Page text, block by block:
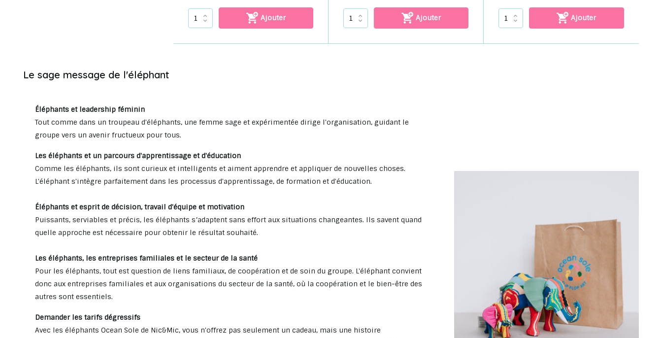
Ajouter Ajouter Ajouter
Le sage message de l'éléphant
Éléphants et leadership féminin
Tout comme dans un troupeau d'éléphants, une femme sage et expérimentée dirige l'organisation, guidant le
groupe vers un avenir fructueux pour tous.
Les éléphants et un parcours d'apprentissage et d'éducation
Comme les éléphants, ils sont curieux et intelligents et aiment apprendre et appliquer de nouvelles choses.
L'éléphant s'intègre parfaitement dans les processus d'apprentissage, de formation et d'éducation.
Éléphants et esprit de décision, travail d'équipe et motivation
Puissants, serviables et précis, les éléphants s’adaptent sans effort aux situations changeantes. Ils savent quand
quelle approche est nécessaire pour obtenir le résultat souhaité.
Les éléphants, les entreprises familiales et le secteur de la santé
Pour les éléphants, tout est question de liens familiaux, de coopération et de soin du groupe. L'éléphant convient
donc aux entreprises familiales et aux organisations du secteur de la santé, où la coopération et le bien-être des
autres sont essentiels.
Demander les tarifs dégressifs
Avec les éléphants Ocean Sole de Nic&Mic, vous n'offrez pas seulement un cadeau, mais une histoire